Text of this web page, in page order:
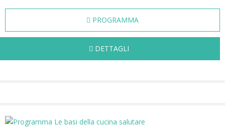
PROGRAMMA
DETTAGLI